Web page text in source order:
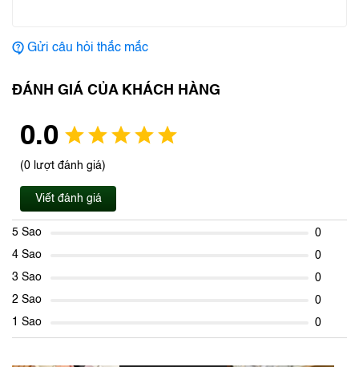
Gửi câu hỏi thắc mắc
ĐÁNH GIÁ CỦA KHÁCH HÀNG
0.0
(0 lượt đánh giá)
Viết đánh giá
5 Sao
0
4 Sao
0
3 Sao
0
2 Sao
0
1 Sao
0